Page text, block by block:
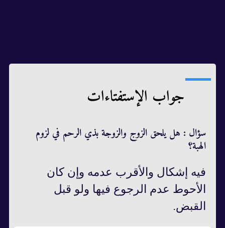
جواب الإستفتاءات
سؤال : هل يلحق الزوج والزوجة بذي الرحم في لزوم
الهبة؟
فيه إشكال والأقرب عدمه وإن كان
الأحوط عدم الرجوع فيها ولو قبل
القبض.